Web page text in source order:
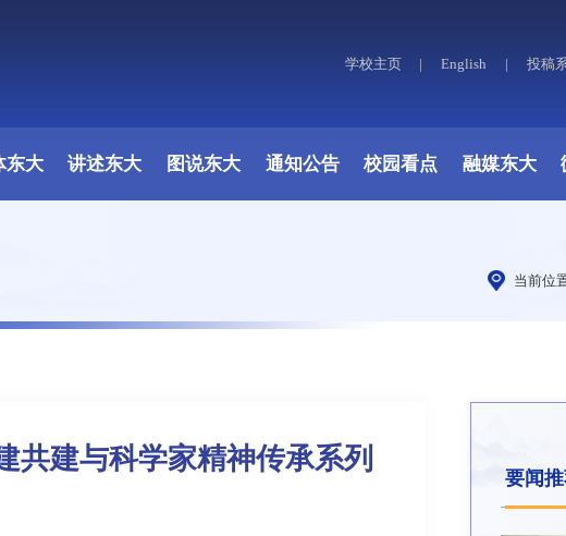
学校主页 | English | 投稿
东大 讲述东大 图说东大 通知公告 校园看点 融媒东大
当前位
共建与科学家精神传承系列
要闻